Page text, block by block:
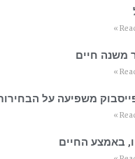
משנה חיים
משפיעה על
באמצע החיים